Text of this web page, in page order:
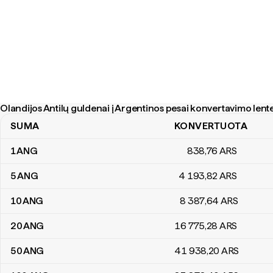
Olandijos Antilų guldenai į Argentinos pesai konvertavimo
Olandijos Antilų guldenai į Argentinos pesai konvertavimo lentelė
SUMA KONVERTUOTA
1ANG 838,76 ARS
5ANG 4 193,82ARS
10ANG 8 387,64 ARS
20ANG 16 775,28 ARS
50ANG 41 938,20 ARS